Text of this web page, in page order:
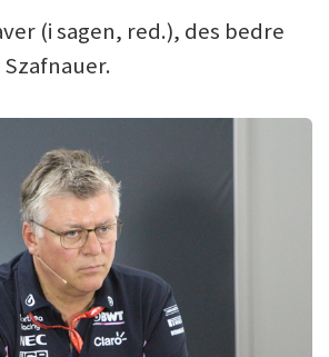
(i sagen, red.), des bedre